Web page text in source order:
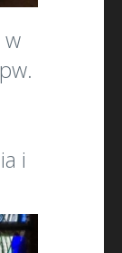
w
i